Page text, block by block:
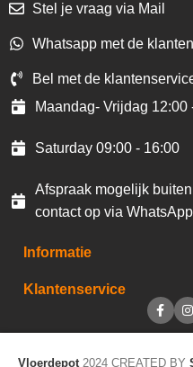
Stel je vraag via Mail
Whatsapp met de
Bel met de
Maandag- Vrijdag 12:00
Saturday 09:00 - 16:00
Afspraak mogelijk
contact op via WhatsApp
Informatie
Klantenservice
Vloerdepot 2024 CREATED BY